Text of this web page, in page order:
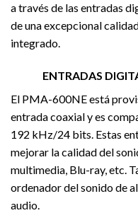
a través de las entradas
de una excepcional
integrado.
ENTRADAS
El PMA-600NE está
entrada coaxial y es
192 kHz/24 bits. Estas
mejorar la calidad del
multimedia, Blu-ray, etc.
ordenador del sonido de
audio.